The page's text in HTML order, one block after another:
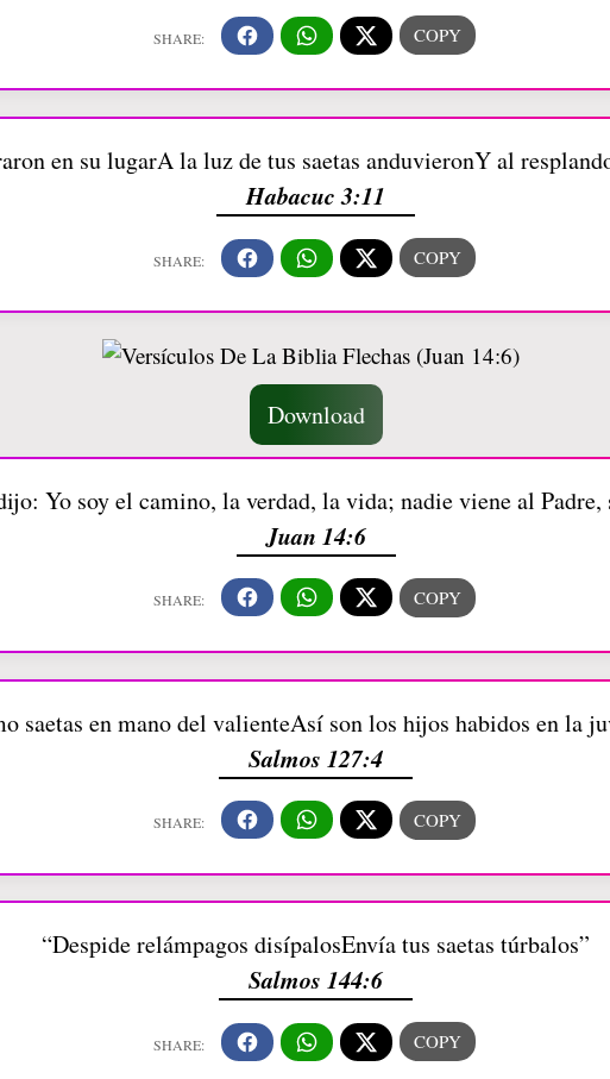
en su lugarA la luz de tus saetas anduvieronY al
Habacuc 3:11
Download
Yo soy el camino, la verdad, la vida; nadie viene al
Juan 14:6
saetas en mano del valienteAsí son los hijos habidos en la
Salmos 127:4
“Despide relámpagos disípalosEnvía tus saetas túrbalos”
Salmos 144:6